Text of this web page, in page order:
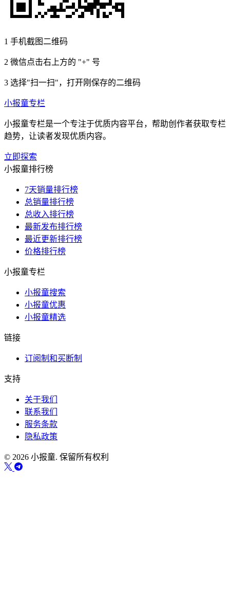
1 手机截图二维码
2 微信点击右上方的 "+" 号
3 选择"扫一扫"，打开刚保存的二维码
小报童专栏
小报童专栏是一个专注于优质内容平台，帮助创作者获取专栏
趋势，让读者发现优质内容。
立即探索
小报童排行榜
7天销量排行榜
总销量排行榜
总收入排行榜
最新发布排行榜
最近更新排行榜
价格排行榜
小报童专栏
小报童搜索
小报童优惠
小报童精选
链接
订阅制和买断制
支持
关于我们
联系我们
服务条款
隐私政策
© 2026 小报童. 保留所有权利